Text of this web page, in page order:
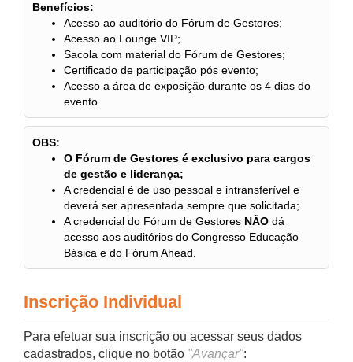
Benefícios:
Acesso ao auditório do Fórum de Gestores;
Acesso ao Lounge VIP;
Sacola com material do Fórum de Gestores;
Certificado de participação pós evento;
Acesso a área de exposição durante os 4 dias do
evento.
OBS:
O Fórum de Gestores é exclusivo para cargos
de gestão e liderança;
A credencial é de uso pessoal e intransferível e
deverá ser apresentada sempre que solicitada;
A credencial do Fórum de Gestores NÃO dá
acesso aos auditórios do Congresso Educação
Básica e do Fórum Ahead.
Inscrição Individual
Para efetuar sua inscrição ou acessar seus dados
cadastrados, clique no botão "Avançar":